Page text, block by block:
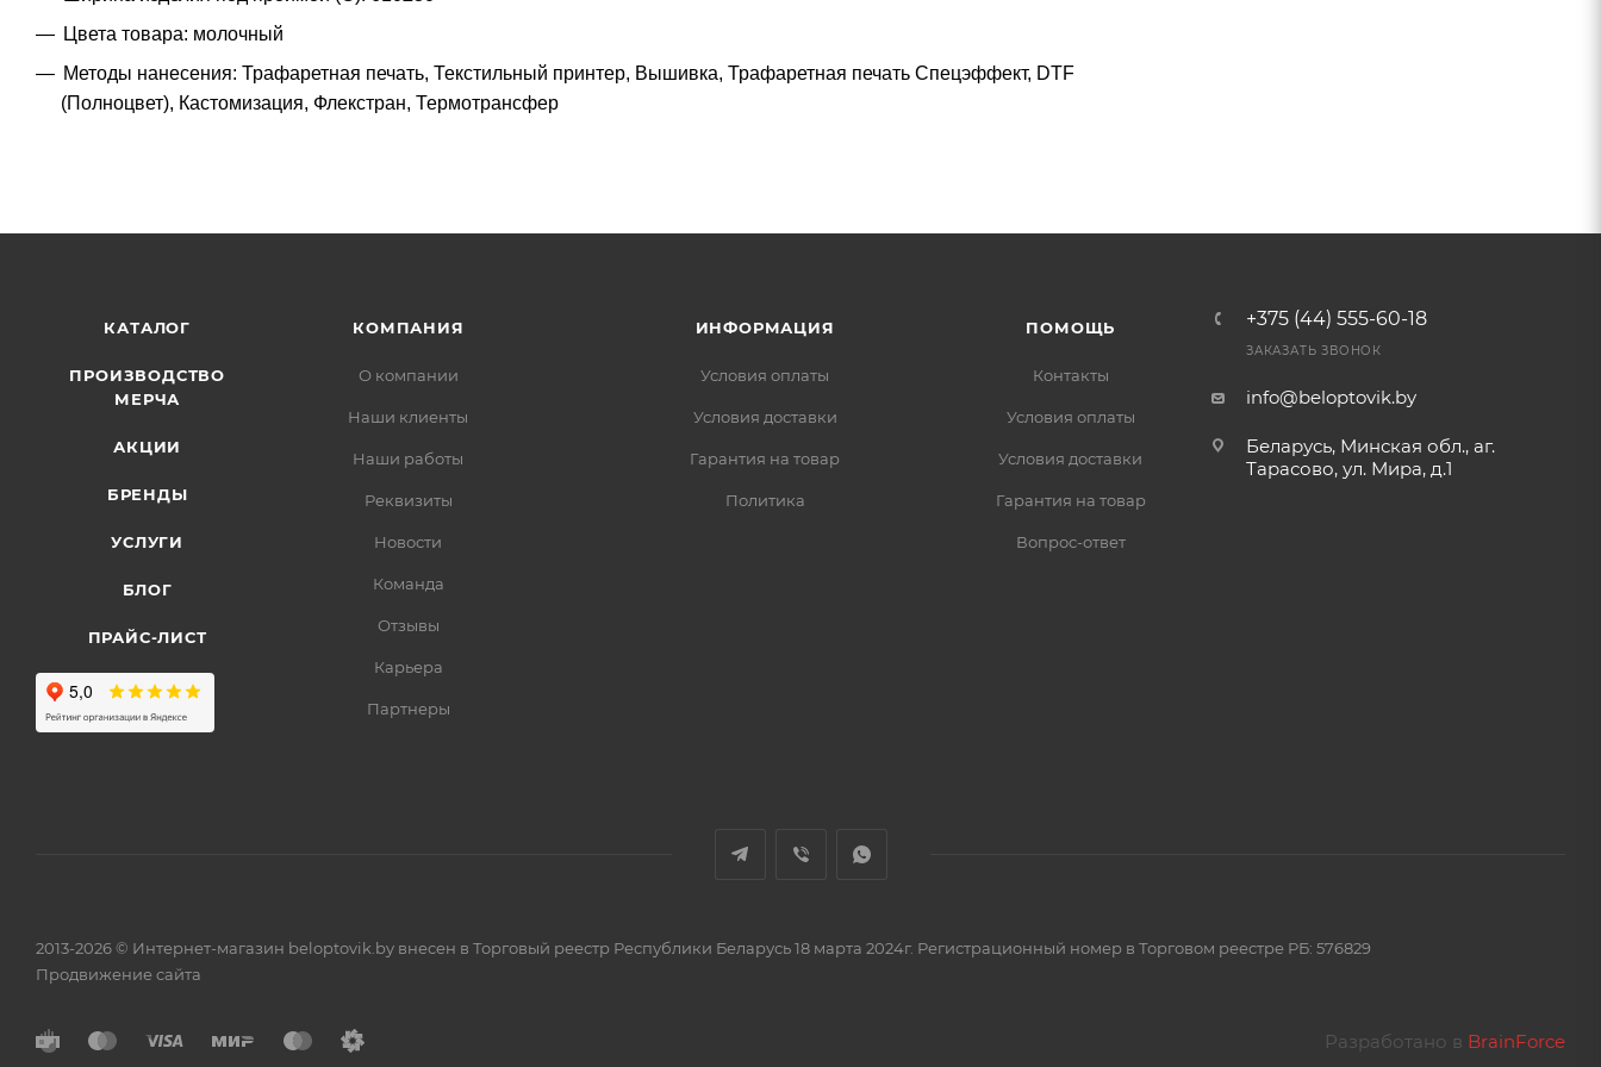
Цвета товара: молочный
Методы нанесения: Трафаретная печать, Текстильный принтер, Вышивка, Трафаретная печать Спецэффект, DTF
(Полноцвет), Кастомизация, Флекстран, Термотрансфер
КАТАЛОГ
ПРОИЗВОДСТВО
МЕРЧА
АКЦИИ
БРЕНДЫ
УСЛУГИ
БЛОГ
ПРАЙС-ЛИСТ
КОМПАНИЯ
О компании
Наши клиенты
Наши работы
Реквизиты
Новости
Команда
Отзывы
Карьера
Партнеры
ИНФОРМАЦИЯ
Условия оплаты
Условия доставки
Гарантия на товар
Политика
ПОМОЩЬ
Контакты
Условия оплаты
Условия доставки
Гарантия на товар
Вопрос-ответ
+375 (44) 555-60-18
ЗАКАЗАТЬ ЗВОНОК
info@beloptovik.by
Беларусь, Минская обл., аг.
Тарасово, ул. Мира, д.1
2013-2026 © Интернет-магазин beloptovik.by внесен в Торговый реестр Республики Беларусь 18 марта 2024г. Регистрационный номер в Торговом реестре РБ: 576829
Продвижение сайта
Разработано в BrainForce